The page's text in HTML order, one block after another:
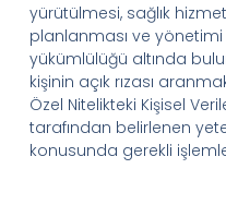
yürütülmesi, sağlık
planlanması ve
yükümlülüğü altında
kişinin açık rızası
Özel Nitelikteki Kişisel
tarafından belirlenen
konusunda gerekli